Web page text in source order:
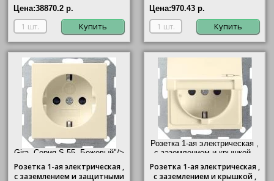
Цена:38870.2 р.
Купить
Цена:970.43 р.
Купить
Gira, Серия S-55, Бежевый"/>
Розетка 1-ая электрическая ,
с заземлением и защитными
Розетка 1-ая электрическая ,
с заземлением и крышкой ,
Розетка1-ая электрическая ,
с заземлением и крышкой ,